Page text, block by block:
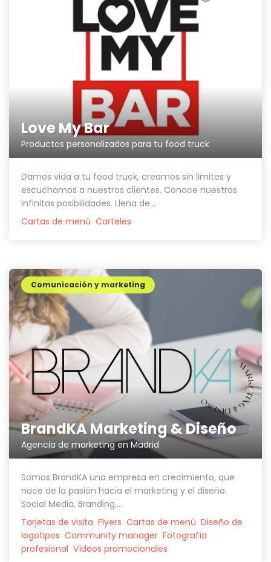
Love My Bar
Productos personalizados para tu food truck
Damos vida a tu food truck, creamos sin limites y
escuchamos a nuestros clientes. Conoce nuestras
infinitas posibilidades. Llena de...
Cartas de menú Carteles
BrandKA Marketing & Diseño
Agencia de marketing en Madrid
Comunicación y marketing
Somos BrandKA una empresa en crecimiento, que
nace de la pasión hacia el marketing y el diseño.
Social Media, Branding,...
Tarjetas de visita Flyers Cartas de menú Diseño de
logotipos Community manager Fotografía
profesional Vídeos promocionales